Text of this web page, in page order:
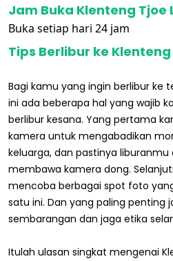
Jam Buka Klenteng Tjoe
Buka setiap hari 24 jam
Tips Berlibur ke
Bagi kamu yang ingin berlibur ke
ini ada beberapa hal yang wajib
berlibur kesana. Yang pertama
kamera untuk mengabadikan
keluarga, dan pastinya liburanmu
membawa kamera dong.
mencoba berbagai spot foto
satu ini. Dan yang paling penting
sembarangan dan jaga etika
Itulah ulasan singkat mengenai